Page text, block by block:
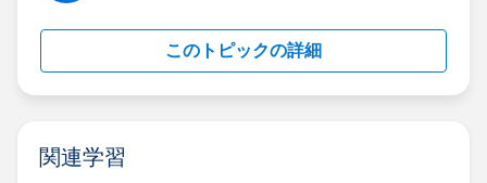
このトピックの詳細
関連学習